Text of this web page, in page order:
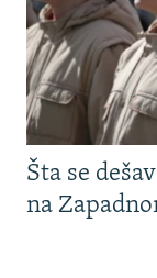
Šta se
na